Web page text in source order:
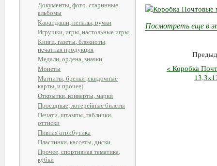
Документы, фото, старинные
альбомы
Карандаши, пеналы, ручки
Игрушки, игры, настольные игры
Книги, газеты, блокноты,
печатная продукция
Медали, ордена, значки
Монеты
Магниты, брелки ,скидочные
карты, и прочее)
Открытки, конверты, марки
Проездные, лотерейные билеты
Печати, штампы, таблички,
оттиски
Пивная атрибутика
Пластинки, кассеты, диски
Прочее, спортивная тематика,
кубки
Посмотреть еще в
< Коробка